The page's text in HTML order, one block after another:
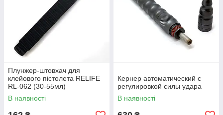
Плунжер-штовхач для
клейового пістолета RELIFE
RL-062 (30-55мл)
В наявності
Кернер автоматический с
регулировкой силы удара
В наявності